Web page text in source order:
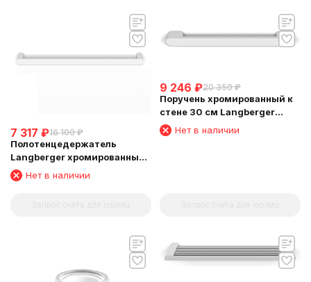
7 317 ₽16 100 ₽
Полотенцедержатель
Langberger хромированный
к стене одинарный 80 см
24001C
Нет в наличии
9 246 ₽20 350 ₽
Поручень хромированный к
стене 30 см Langberger
24056AНет в наличии